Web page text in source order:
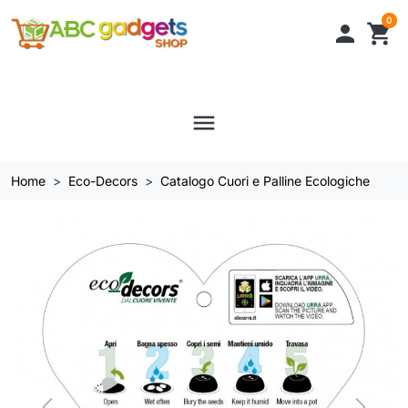
 shopping_cart
0
menu
Home Eco-Decors Catalogo Cuori e Palline Ecologiche